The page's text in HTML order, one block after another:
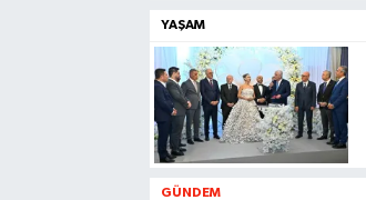
YAŞAM
GÜNDEM